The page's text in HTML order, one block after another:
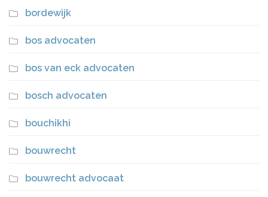
bordewijk
bos advocaten
bos van eck advocaten
bosch advocaten
bouchikhi
bouwrecht
bouwrecht advocaat